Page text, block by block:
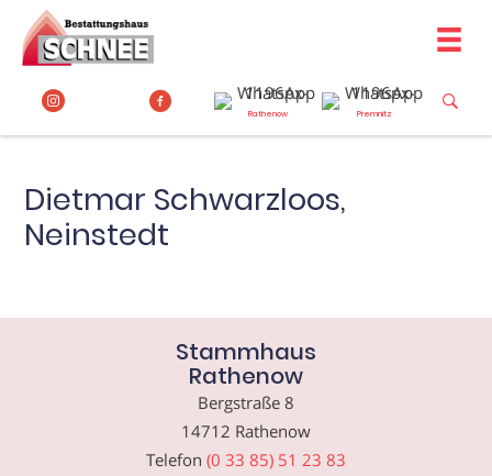
Inhalt
springen
Rathenow Premnitz
Dietmar Schwarzloos,
Neinstedt
Stammhaus
Rathenow
Bergstraße 8
14712 Rathenow
Telefon (0 33 85) 51 23 83